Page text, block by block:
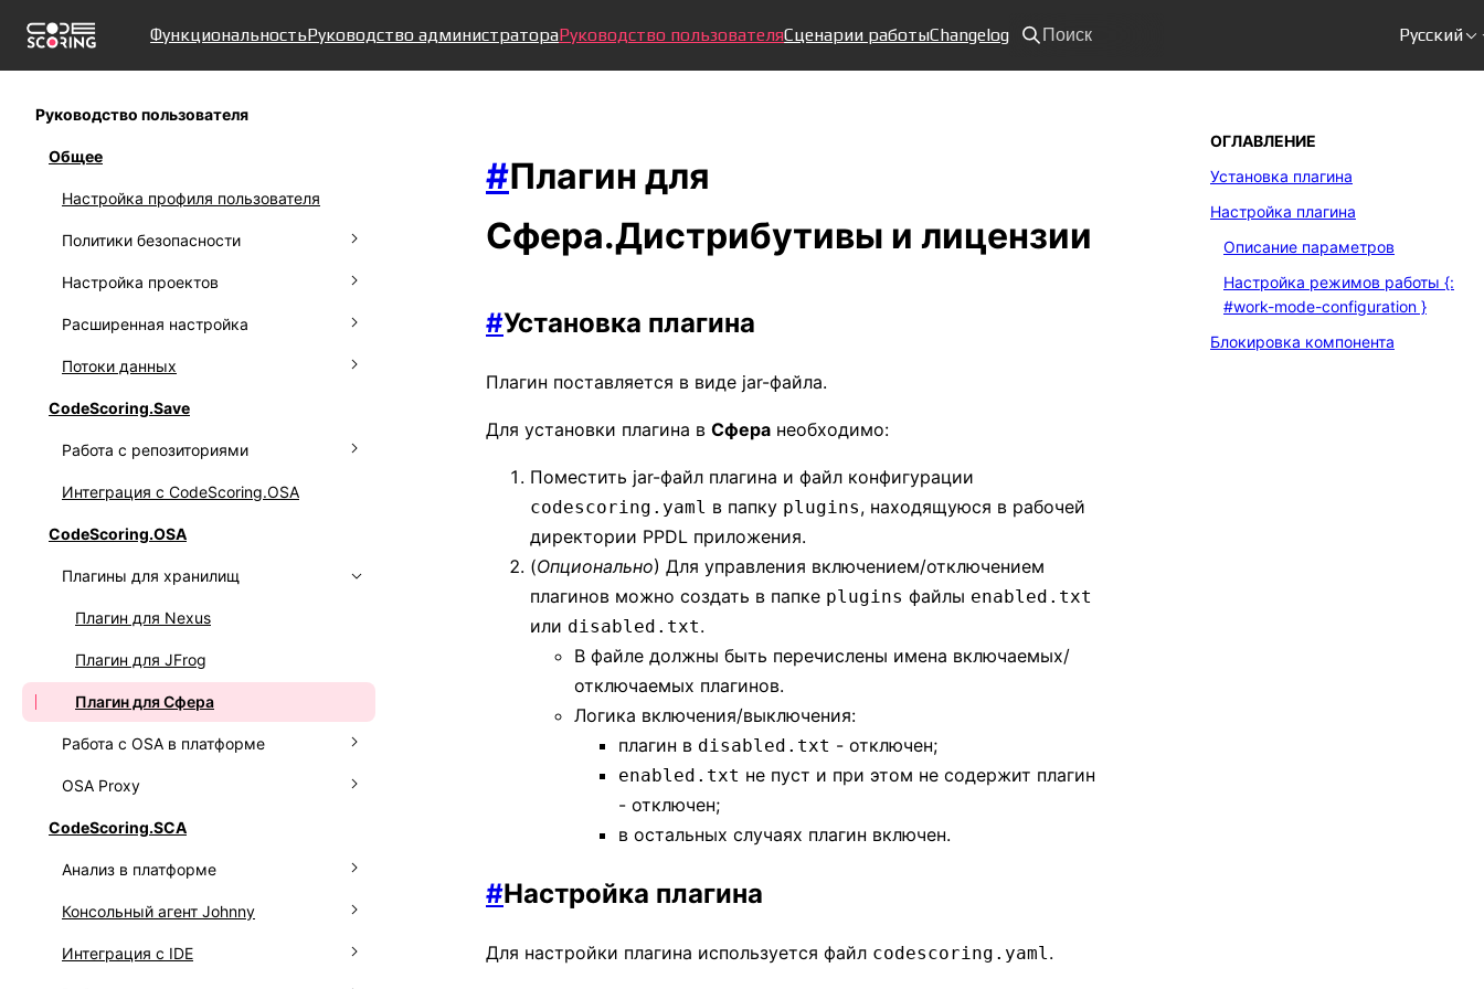
Поиск
ФункциональностьРуководство администратораРуководство пользователяСценарии работыChangelog Русский
Руководство пользователя
Общее
Настройка профиля пользователя
Политики безопасности
Настройка политик
Игнорирование политик
Результаты работы политик
Настройка проектов
Подключение системы контроля
Расширенная настройка
Создание подразделений
Настройка уведомлений
Работа с аудит-логом
Сбор метрик
Подключение вебхуков
Работа с API
Потоки данных
Работа с фидом protestware
Использование Kaspersky OSS
CodeScoring.Save
Работа с репозиториями
Управление репозиториями
Работа с Go
Работа с Maven
Работа с NPM
Работа с NuGet
Работа с OCI
Работа с PyPI
Интеграция с CodeScoring.OSA
CodeScoring.OSA
Плагины для хранилищ
Плагин для Nexus
Плагин для JFrog
Плагин для Сфера
Работа с OSA в платформе
Подключение менеджера
OSA Proxy
Общее описание
Установка сервиса
Настройка сервиса
Настройка Redis и кэширования
CodeScoring.SCA
Анализ в платформе
Запуск сканирования
Обзор зависимостей
Консольный агент Johnny
Настройка через конфигурационный
Интеграция с IDE
#Плагин для
Сфера.Дистрибутивы и лицензии
#Установка плагина
Плагин поставляется в виде jar-файла.
Для установки плагина в Сфера необходимо:
Поместить jar-файл плагина и файл конфигурации
codescoring.yaml в папку plugins, находящуюся в рабочей
директории PPDL приложения.
(Опционально) Для управления включением/отключением
плагинов можно создать в папке plugins файлы enabled.txt
или disabled.txt.
В файле должны быть перечислены имена включаемых/
отключаемых плагинов.
Логика включения/выключения:
плагин в disabled.txt - отключен;
enabled.txt не пуст и при этом не содержит плагин
- отключен;
в остальных случаях плагин включен.
#Настройка плагина
Для настройки плагина используется файл codescoring.yaml.
ОГЛАВЛЕНИЕ
Установка плагина
Настройка плагина
Описание параметров
Настройка режимов работы {:
#work-mode-configuration }
Блокировка компонента